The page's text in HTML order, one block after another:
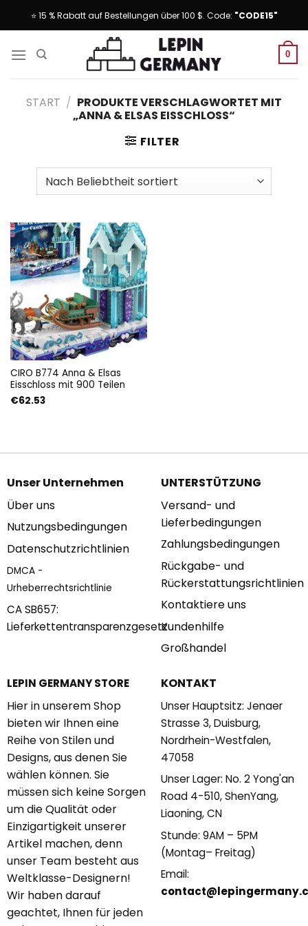
⭐ 15 % Rabatt auf Bestellungen über 100 $. Code: "CODE15"
0
START / PRODUKTE VERSCHLAGWORTET MIT
„ANNA & ELSAS EISSCHLOSS“
FILTER
CIRO B774 Anna & Elsas
Eisschloss mit 900 Teilen
€62.53
Unser Unternehmen
Über uns
Nutzungsbedingungen
Datenschutzrichtlinien
DMCA -
Urheberrechtsrichtlinie
CA SB657:
Lieferkettentransparenzgesetz
UNTERSTÜTZUNG
Versand- und
Lieferbedingungen
Zahlungsbedingungen
Rückgabe- und
Rückerstattungsrichtlinien
Kontaktiere uns
Kundenhilfe
Großhandel
LEPIN GERMANY STORE
Hier in unserem Shop
bieten wir Ihnen eine
Reihe von Stilen und
Designs, aus denen Sie
wählen können. Sie
müssen sich keine Sorgen
um die Qualität oder
Einzigartigkeit unserer
Artikel machen, denn
unser Team besteht aus
Weltklasse-Designern!
Wir haben darauf
geachtet, Ihnen für jeden
KONTAKT
Unser Hauptsitz: Jenaer
Strasse 3, Duisburg,
Nordrhein-Westfalen,
47058
Unser Lager: No. 2 Yong'an
Road 4-510, ShenYang,
Liaoning, CN
Stunde: 9AM – 5PM
(Montag– Freitag)
Email: